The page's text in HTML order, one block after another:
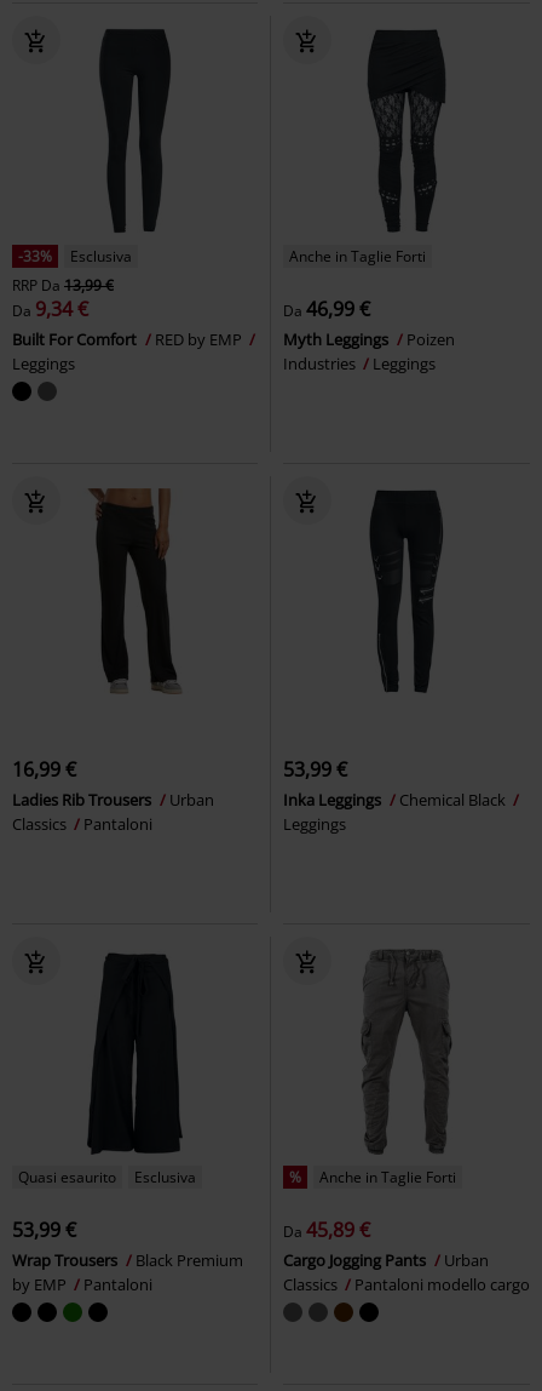
-33%
Esclusiva
RRP Da 13,99 €
Da 9,34 €
Built For Comfort
RED by EMP
Leggings
Anche in Taglie Forti
Da 46,99 €
Myth Leggings
Poizen
Industries
Leggings
16,99 €
Ladies Rib Trousers
Urban
Classics
Pantaloni
53,99 €
Inka Leggings
Chemical Black
Leggings
Quasi esaurito Esclusiva
53,99 €
Wrap Trousers
Black Premium
by EMP
Pantaloni
% Anche in Taglie Forti
Da 45,89 €
Cargo Jogging Pants
Urban
Classics
Pantaloni modello cargo